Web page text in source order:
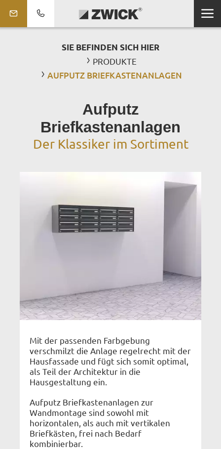
SIE BEFINDEN SICH HIER
PRODUKTE
AUFPUTZ BRIEFKASTENANLAGEN
Aufputz
Briefkastenanlagen
Der Klassiker im Sortiment
Mit der passenden Farbgebung
verschmilzt die Anlage regelrecht mit der
Hausfassade und fügt sich somit optimal,
als Teil der Architektur in die
Hausgestaltung ein.
Aufputz Briefkastenanlagen zur
Wandmontage sind sowohl mit
horizontalen, als auch mit vertikalen
Briefkästen, frei nach Bedarf
kombinierbar.